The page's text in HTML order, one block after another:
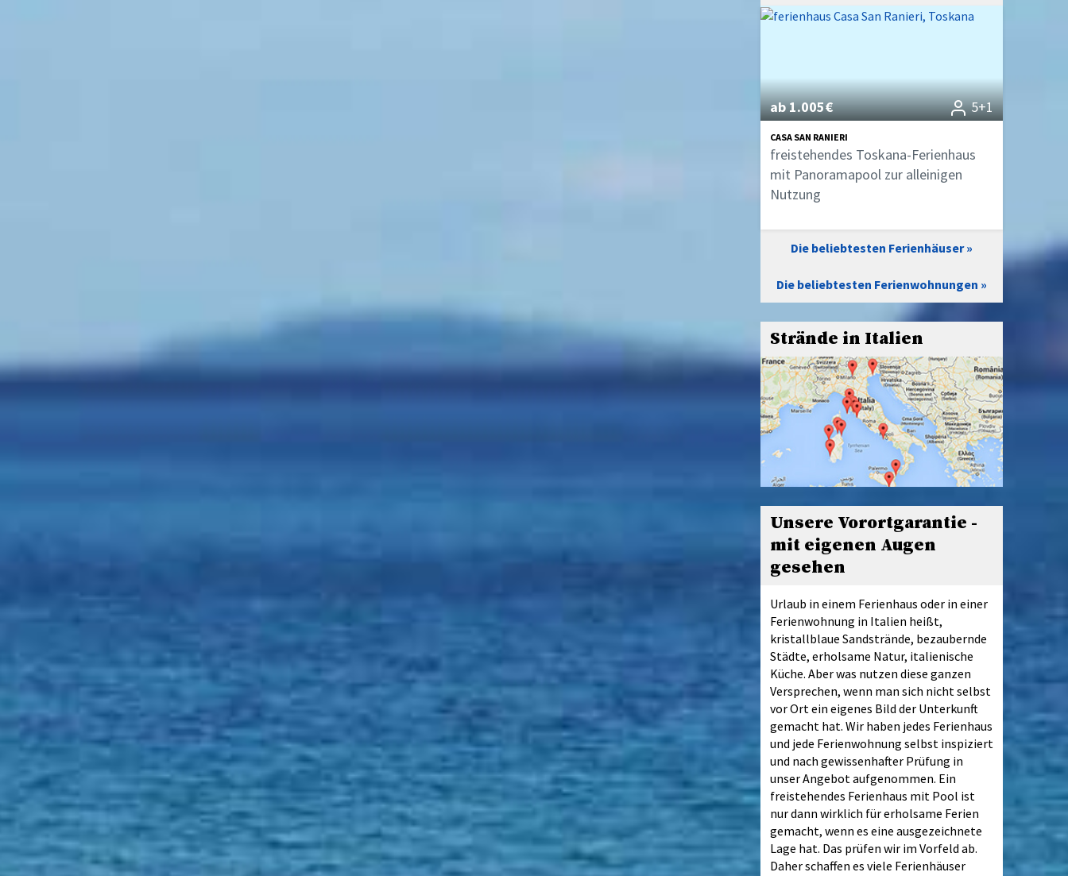
ab 1.005€ 5+1
CASA SAN RANIERI
freistehendes Toskana-Ferienhaus
mit Panoramapool zur alleinigen
Nutzung
Die beliebtesten Ferienhäuser
Die beliebtesten Ferienwohnungen
Strände in Italien
Unsere Vorortgarantie -
mit eigenen Augen
gesehen
Urlaub in einem Ferienhaus oder in einer
Ferienwohnung in Italien heißt,
kristallblaue Sandstrände, bezaubernde
Städte, erholsame Natur, italienische
Küche. Aber was nutzen diese ganzen
Versprechen, wenn man sich nicht selbst
vor Ort ein eigenes Bild der Unterkunft
gemacht hat. Wir haben jedes Ferienhaus
und jede Ferienwohnung selbst inspiziert
und nach gewissenhafter Prüfung in
unser Angebot aufgenommen. Ein
freistehendes Ferienhaus mit Pool ist
nur dann wirklich für erholsame Ferien
gemacht, wenn es eine ausgezeichnete
Lage hat. Das prüfen wir im Vorfeld ab.
Daher schaffen es viele Ferienhäuser